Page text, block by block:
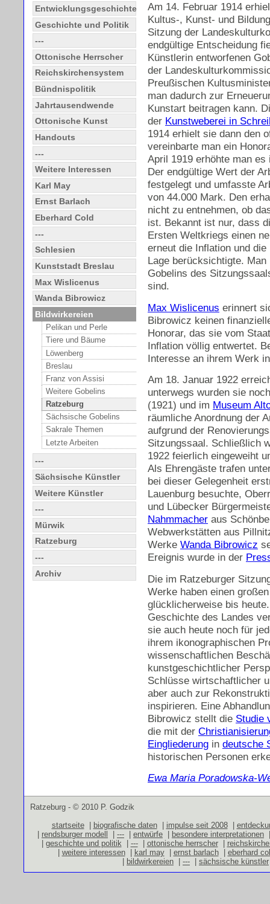
Entwicklungsgeschichte
Geschichte und Politik
---
Ottonische Herrscher
Reichskirchensystem
Bündnispolitik
Jahrtausendwende
Ottonische Kunst
Handouts
---
Weitere Interessen
Karl May
Ernst Barlach
Eberhard Cold
---
Schlesien
Kunststadt Breslau
Max Wislicenus
Wanda Bibrowicz
Bildwirkereien
Pelikan und Perle
Tiere und Bäume
Löwenberg
Breslau
Franz von Assisi
Weitere Gobelins
Ratzeburg
Sächsische Gobelins
Sakrale Themen
Letzte Arbeiten
---
Sächsische Künstler
Weitere Künstler
---
Mürwik
Ratzeburg
---
Archiv
Am 14. Februar 1914
Kultus-, Kunst- und
Sitzung der
endgültige Entscheidung
Künstlerin entworfenen
der
Preußischen
man dadurch zur
Kunstart beitragen kann.
der Kunstweberei in
1914 erhielt sie dann den
vereinbarte man ein
April 1919 erhöhte man
Der endgültige Wert der
festgelegt und umfasste
von 44.000 Mark. Den
nicht zu entnehmen, ob
ist. Bekannt ist nur, dass
Ersten Weltkriegs einen
erneut die Inflation und
Lage berücksichtigte.
Gobelins des
sind.
Max Wislicenus erinnert
Bibrowicz keinen
Honorar, das sie vom
Inflation völlig entwertet.
Interesse an ihrem Werk
Am 18. Januar 1922
unterwegs wurden sie
(1921) und im Museum
räumliche Anordnung der
aufgrund der
Sitzungssaal. Schließlich
1922 feierlich eingeweiht
Als Ehrengäste trafen
bei dieser Gelegenheit
Lauenburg besuchte,
und Lübecker
Nahmmacher aus
Webwerkstätten aus
Werke Wanda Bibrowicz
Ereignis wurde in der
Die im Ratzeburger
Werke haben einen
glücklicherweise bis
Geschichte des Landes
sie auch heute noch für
ihrem ikonographischen
wissenschaftlichen
kunstgeschichtlicher
Schlüsse wirtschaftlicher
aber auch zur
inspirieren. Eine
Bibrowicz stellt die Studie
die mit der
Eingliederung in deutsche
historischen Personen
Ewa Maria Poradowska-
Ratzeburg - © 2010 P. Godzik
startseite| biografische daten| impulse seit 2008|
rendsburger modell --- entwürfe besondere interpretationen
geschichte und politik| ---| ottonische herrscher|
weitere interessen| karl may| ernst barlach| eberhard
bildwirkereien --- sächsische künstler